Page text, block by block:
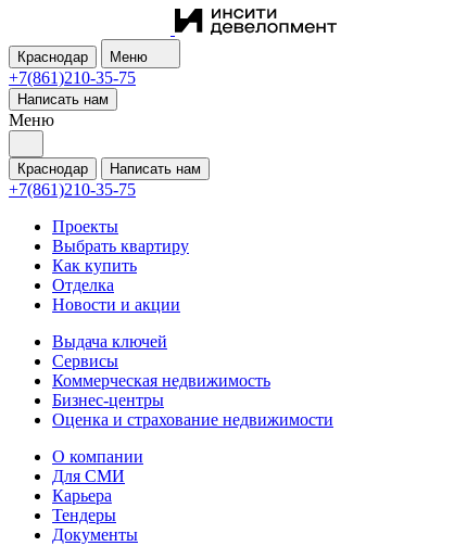
Краснодар Меню
+7(861)210-35-75
Написать нам
Меню
Краснодар Написать нам
+7(861)210-35-75
Проекты
Выбрать квартиру
Как купить
Отделка
Новости и акции
Выдача ключей
Сервисы
Коммерческая недвижимость
Бизнес-центры
Оценка и страхование недвижимости
О компании
Для СМИ
Карьера
Тендеры
Документы